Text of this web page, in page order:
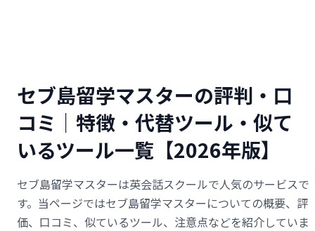
セブ島留学マスターの評判・口
コミ｜特徴・代替ツール・似て
いるツール一覧【2026年版】
セブ島留学マスターは英会話スクールで人気のサービスで
す。当ページではセブ島留学マスターについての概要、評
価、口コミ、似ているツール、注意点などを紹介していま